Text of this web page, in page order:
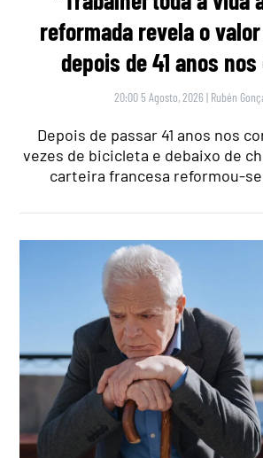
reformada revela o
depois de 41 anos
20:00 5 Agosto, 2026 | Rubén
Depois de passar 41 anos nos
vezes de bicicleta e debaixo de
carteira francesa reformou-se